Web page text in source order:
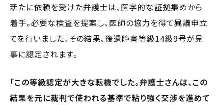
新たに依頼を受けた弁護士は、医学的な証拠集めから
着手。必要な検査を提案し、医師の協力を得て異議申立
てを行いました。その結果、後遺障害等級14級9号が見
事に認定されます。
「この等級認定が大きな転機でした。弁護士さんは、この
結果を元に裁判で使われる基準で粘り強く交渉を進めて